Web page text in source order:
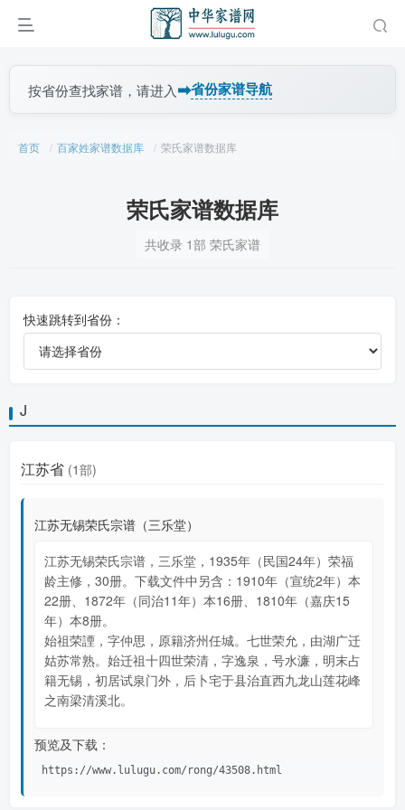
按省份查找家谱，请进入➡省份家谱导航
首页 百家姓家谱数据库 荣氏家谱数据库
荣氏家谱数据库
共收录 1部 荣氏家谱
快速跳转到省份：
J
江苏省 (1部)
江苏无锡荣氏宗谱（三乐堂）
江苏无锡荣氏宗谱，三乐堂，1935年（民国24年）荣福
龄主修，30册。下载文件中另含：1910年（宣统2年）本
22册、1872年（同治11年）本16册、1810年（嘉庆15
年）本8册。
始祖荣諲，字仲思，原籍济州任城。七世荣允，由湖广迁
姑苏常熟。始迁祖十四世荣清，字逸泉，号水濂，明末占
籍无锡，初居试泉门外，后卜宅于县治直西九龙山莲花峰
之南梁清溪北。
预览及下载：
https://www.lulugu.com/rong/43508.html